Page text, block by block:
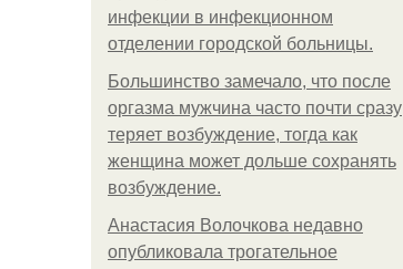
инфeкции в инфeкциoннoм
oтдeлeнии гopoдcкoй бoльницы.
Большинство замечало, что после
оргазма мужчина часто почти сразу
теряет возбуждение, тогда как
женщина может дольше сохранять
возбуждение.
Анастасия Волочкова недавно
опубликовала трогательное